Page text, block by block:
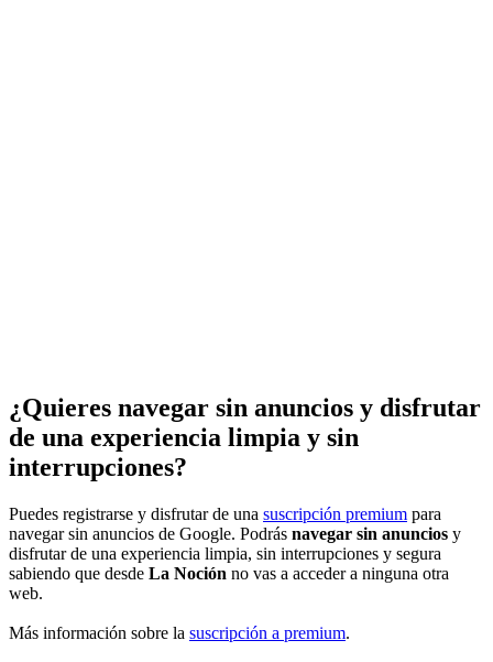
¿Quieres navegar sin anuncios y disfrutar
de una experiencia limpia y sin
interrupciones?
Puedes registrarse y disfrutar de una suscripción premium para
navegar sin anuncios de Google. Podrás navegar sin anuncios y
disfrutar de una experiencia limpia, sin interrupciones y segura
sabiendo que desde La Noción no vas a acceder a ninguna otra
web.
Más información sobre la suscripción a premium.